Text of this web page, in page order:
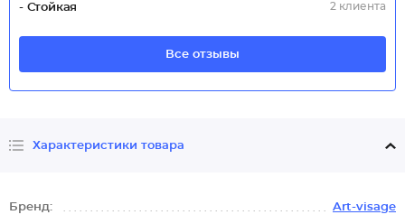
- Стойкая 2 клиента
Все отзывы
Характеристики товара
Бренд: Art-visage